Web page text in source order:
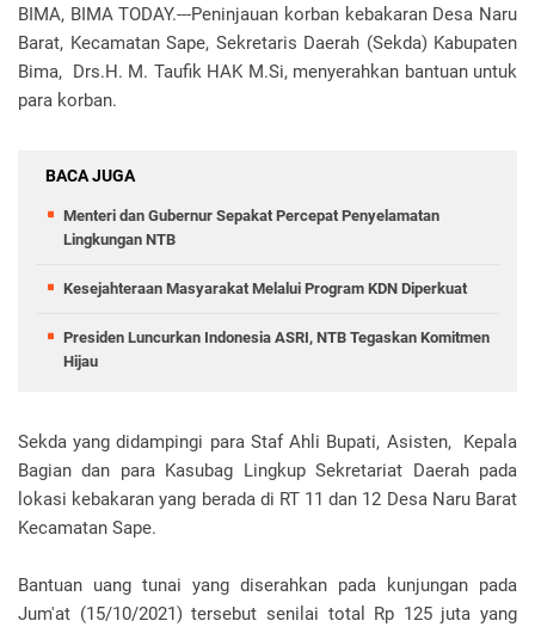
BIMA, BIMA TODAY.---Peninjauan korban kebakaran Desa Naru
Barat, Kecamatan Sape, Sekretaris Daerah (Sekda) Kabupaten
Bima, Drs.H. M. Taufik HAK M.Si, menyerahkan bantuan untuk
para korban.
BACA JUGA
Menteri dan Gubernur Sepakat Percepat Penyelamatan
Lingkungan NTB
Kesejahteraan Masyarakat Melalui Program KDN Diperkuat
Presiden Luncurkan Indonesia ASRI, NTB Tegaskan Komitmen
Hijau
Sekda yang didampingi para Staf Ahli Bupati, Asisten, Kepala
Bagian dan para Kasubag Lingkup Sekretariat Daerah pada
lokasi kebakaran yang berada di RT 11 dan 12 Desa Naru Barat
Kecamatan Sape.
Bantuan uang tunai yang diserahkan pada kunjungan pada
Jum'at (15/10/2021) tersebut senilai total Rp 125 juta yang